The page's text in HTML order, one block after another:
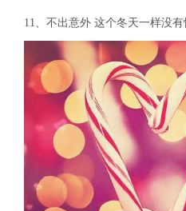
11、不出意外 这个冬天一样没有